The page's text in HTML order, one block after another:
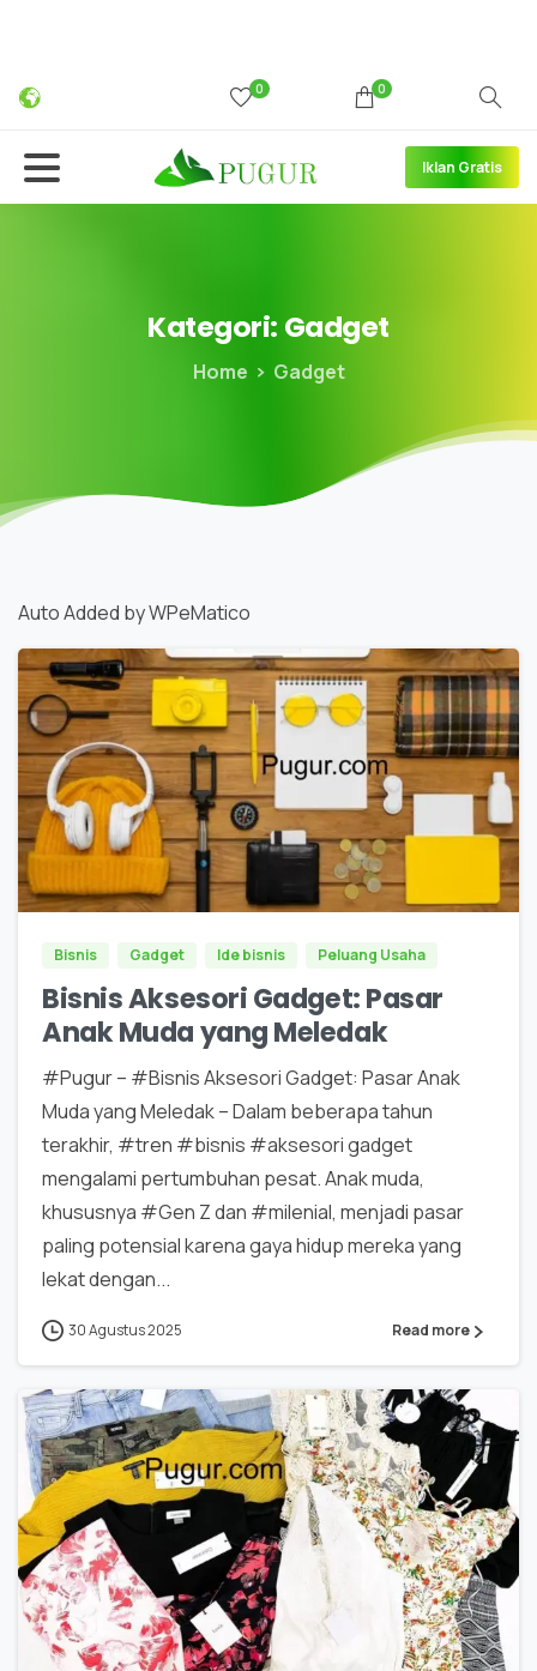
0 0
Iklan Gratis
Kategori: Gadget
Home Gadget
Auto Added by WPeMatico
Bisnis Gadget Ide bisnis Peluang Usaha
Bisnis Aksesori Gadget: Pasar
Anak Muda yang Meledak
#Pugur – #Bisnis Aksesori Gadget: Pasar Anak
Muda yang Meledak – Dalam beberapa tahun
terakhir, #tren #bisnis #aksesori gadget
mengalami pertumbuhan pesat. Anak muda,
khususnya #Gen Z dan #milenial, menjadi pasar
paling potensial karena gaya hidup mereka yang
lekat dengan...
30 Agustus 2025 Read more
0